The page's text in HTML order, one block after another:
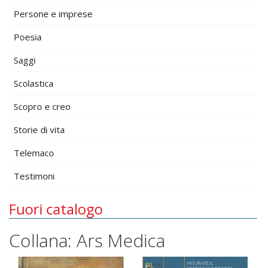
Persone e imprese
Poesia
Saggi
Scolastica
Scopro e creo
Storie di vita
Telemaco
Testimoni
Fuori catalogo
Collana: Ars Medica